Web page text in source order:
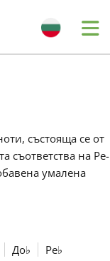
състояща се от
съответства на Ре-
умалена
До♭ Ре♭